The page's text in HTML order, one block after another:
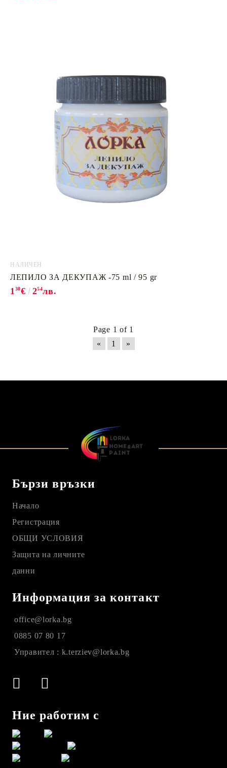
НАЛИЧЕН
ЛЕПИЛО ЗА ДЕКУПАЖ -75 ml / 95 gr
130€ 254лв.
Page 1 of 1
«
1 »
Бързи връзки
Начало
Регистрация
ОБЩИ УСЛОВИЯ
Защита на личните
данни
Информация за контакт
office@lorka.bg
0885 07 80 17
Управител : k.terziev@lorka.bg
Ние работим с